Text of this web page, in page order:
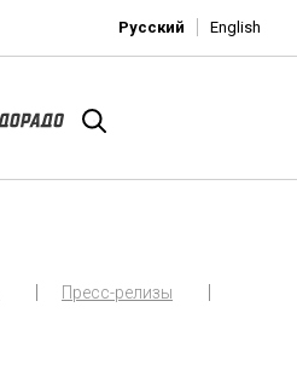
Русский English
Пресс-релизы